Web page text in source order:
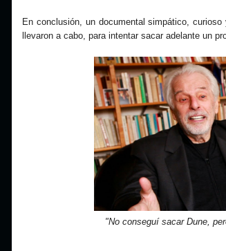
En conclusión, un documental simpático,
llevaron a cabo, para intentar sacar adelante un
"No conseguí sacar Dune,